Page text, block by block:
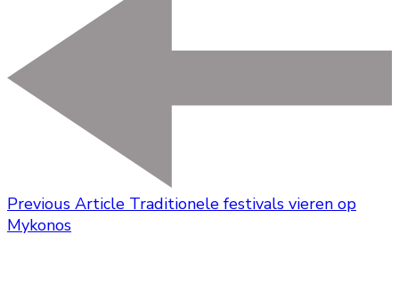
Previous Article Traditionele festivals vieren op
Mykonos